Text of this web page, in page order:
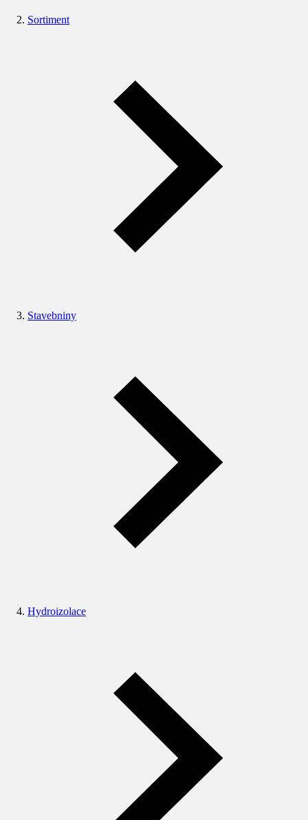
Sortiment
Stavebniny
Hydroizolace